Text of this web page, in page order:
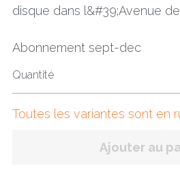
disque dans l&#39;Avenue
Abonnement sept-dec
Quantité
Toutes les variantes sont en
Ajouter au